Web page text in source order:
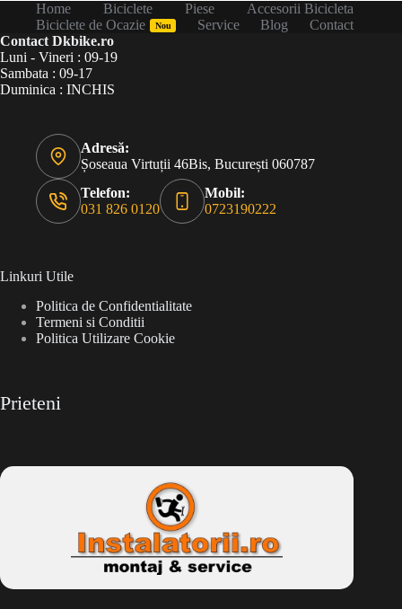
Home Biciclete Piese
Accesorii Bicicleta
Biciclete de Ocazie
Nou Service Blog
Contact
Contact Dkbike.ro
Luni - Vineri : 09-19
Sambata : 09-17
Duminica : INCHIS
Adresă:
Șoseaua Virtuții 46Bis, București 060787
Telefon:
031 826 0120
Mobil:
0723190222
Linkuri Utile
Politica de Confidentialitate
Termeni si Conditii
Politica Utilizare Cookie
Prieteni